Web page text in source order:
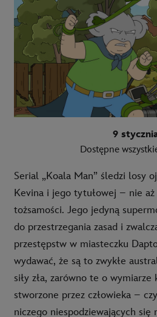
9
Dostępne
Serial „Koala Man” śledzi losy
Kevina i jego tytułowej – nie
tożsamości. Jego jedyną
do przestrzegania zasad i
przestępstw w miasteczku
wydawać, że są to zwykłe
siły zła, zarówno te o
stworzone przez człowieka –
niczego niespodziewających się